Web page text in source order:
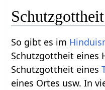
So gibt es im
Schutzgottheit eines
Schutzgottheit eines
eines Ortes usw. In